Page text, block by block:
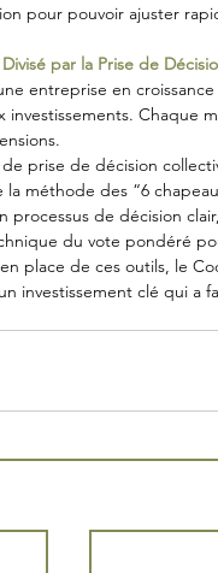
pour pouvoir ajuster
par la Prise de
entreprise en
investissements. Chaque
prise de décision
la méthode des “6
processus de décision
du vote pondéré
place de ces outils, le
investissement clé qui a